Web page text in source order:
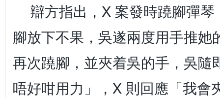
辯方指出，X 案發時蹺腳彈
腳放下不果，吳遂兩度用手推她
再次蹺腳，並夾着吳的手，吳隨
唔好咁用力」，X 則回應「我會